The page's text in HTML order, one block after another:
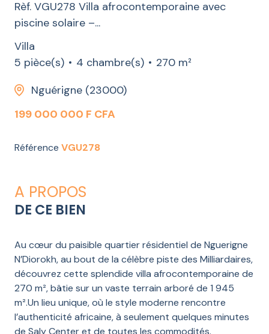
Rèf. VGU278 Villa afrocontemporaine avec
piscine solaire –...
Villa
5 pièce(s)
4 chambre(s)
270 m²
Nguérigne (23000)
199 000 000 F CFA
Référence VGU278
A PROPOS
DE CE BIEN
Au cœur du paisible quartier résidentiel de Nguerigne
N’Diorokh, au bout de la célèbre piste des Milliardaires,
découvrez cette splendide villa afrocontemporaine de
270 m², bâtie sur un vaste terrain arboré de 1 945
m².Un lieu unique, où le style moderne rencontre
l’authenticité africaine, à seulement quelques minutes
de Saly Center et de toutes les commodités.